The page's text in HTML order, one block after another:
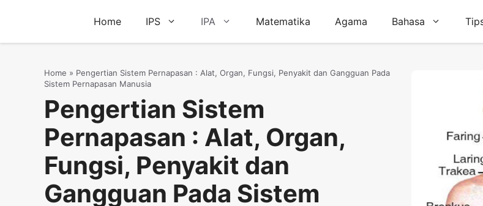
Home IPS IPA Matematika Agama Bahasa
Home » Pengertian Sistem Pernapasan : Alat, Organ, Fungsi, Penyakit dan Gangguan Pada
Sistem Pernapasan Manusia
Pengertian Sistem
Pernapasan : Alat, Organ,
Fungsi, Penyakit dan
Gangguan Pada Sistem